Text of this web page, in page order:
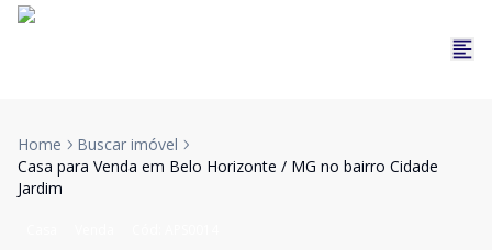
Home
Buscar imóvel
Casa para Venda em Belo Horizonte / MG no bairro Cidade
Jardim